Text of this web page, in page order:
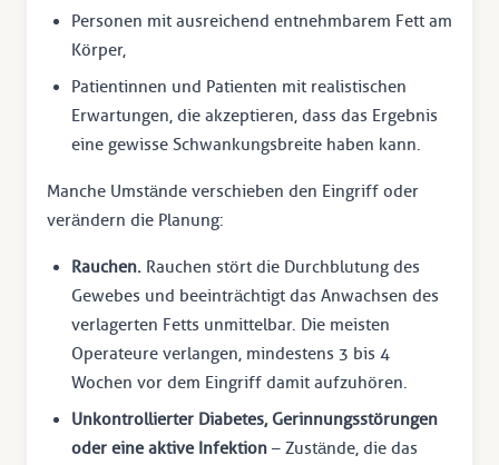
Personen mit ausreichend entnehmbarem Fett am
Körper,
Patientinnen und Patienten mit realistischen
Erwartungen, die akzeptieren, dass das Ergebnis
eine gewisse Schwankungsbreite haben kann.
Manche Umstände verschieben den Eingriff oder
verändern die Planung:
Rauchen. Rauchen stört die Durchblutung des
Gewebes und beeinträchtigt das Anwachsen des
verlagerten Fetts unmittelbar. Die meisten
Operateure verlangen, mindestens 3 bis 4
Wochen vor dem Eingriff damit aufzuhören.
Unkontrollierter Diabetes, Gerinnungsstörungen
oder eine aktive Infektion – Zustände, die das